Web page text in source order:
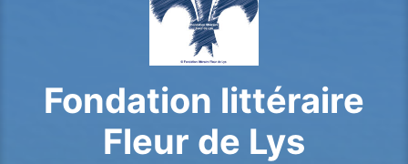
Fondation littéraire
Fleur de Lys